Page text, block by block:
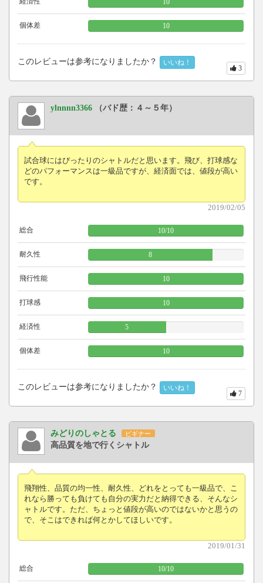
個体差 10
このレビューは参考になりましたか？ いいね！
3
ylnnnn3366 （バド歴：４～５年）
試合球にはぴったりのシャトルだと思います。飛び、打球感な
どのパフォーマンスは一級品ですが、経済面では、値段が高い
です。
2019/02/05
総合 10/10
耐久性 8
飛行性能 10
打球感 10
経済性 5
個体差 10
このレビューは参考になりましたか？ いいね！
7
みどりのしゃとる ビギナー
高品質を地で行くシャトル
飛翔性、品質の均一性、耐久性、どれをとっても一級品で、こ
れなら勝っても負けても自分の実力だと納得できる、そんなシ
ャトルです。ただ、ちょっと値段が高いのではないかと思うの
で、そこはできれば何とかしてほしいです。
2019/01/31
総合 10/10